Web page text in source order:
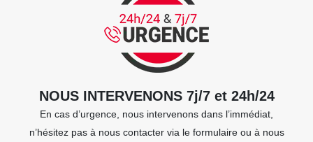
NOUS INTERVENONS 7j/7 et 24h/24
En cas d’urgence, nous intervenons dans l’immédiat,
n’hésitez pas à nous contacter via le formulaire ou à nous